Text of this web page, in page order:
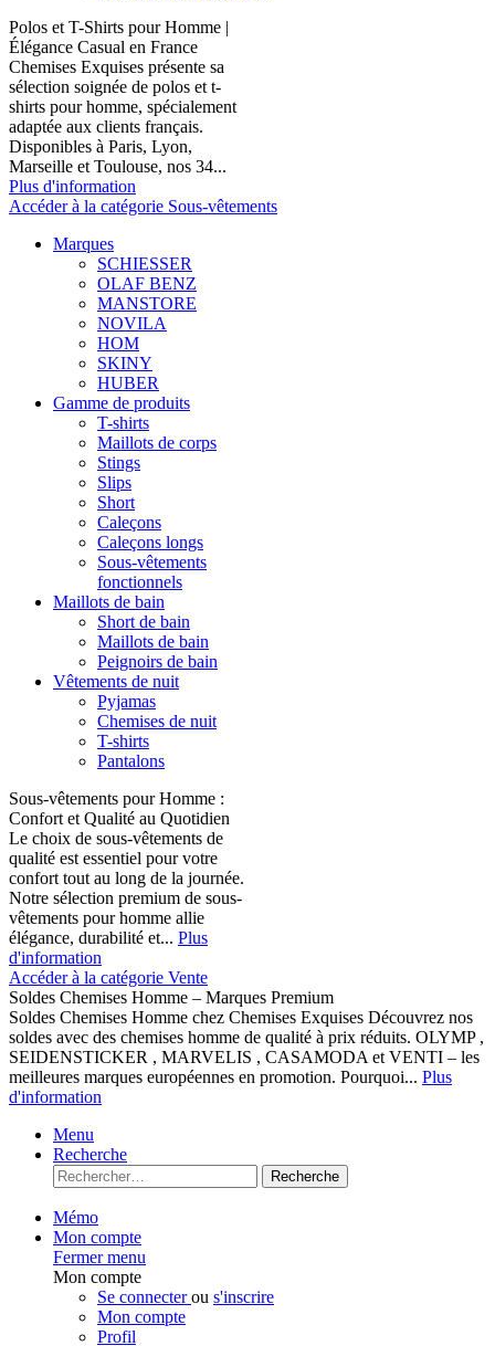
Polos et T-Shirts pour Homme |
Élégance Casual en France
Chemises Exquises présente sa
sélection soignée de polos et t-
shirts pour homme, spécialement
adaptée aux clients français.
Disponibles à Paris, Lyon,
Marseille et Toulouse, nos 34...
Plus d'information
Accéder à la catégorie Sous-vêtements
Marques
SCHIESSER
OLAF BENZ
MANSTORE
NOVILA
HOM
SKINY
HUBER
Gamme de produits
T-shirts
Maillots de corps
Stings
Slips
Short
Caleçons
Caleçons longs
Sous-vêtements
fonctionnels
Maillots de bain
Short de bain
Maillots de bain
Peignoirs de bain
Vêtements de nuit
Pyjamas
Chemises de nuit
T-shirts
Pantalons
Sous-vêtements pour Homme :
Confort et Qualité au Quotidien
Le choix de sous-vêtements de
qualité est essentiel pour votre
confort tout au long de la journée.
Notre sélection premium de sous-
vêtements pour homme allie
élégance, durabilité et... Plus
d'information
Accéder à la catégorie Vente
Soldes Chemises Homme – Marques Premium
Soldes Chemises Homme chez Chemises Exquises Découvrez nos
soldes avec des chemises homme de qualité à prix réduits. OLYMP ,
SEIDENSTICKER , MARVELIS , CASAMODA et VENTI – les
meilleures marques européennes en promotion. Pourquoi... Plus
d'information
Menu
Recherche
Recherche
Mémo
Mon compte
Fermer menu
Mon compte
Se connecterou s'inscrire
Mon compte
Profil